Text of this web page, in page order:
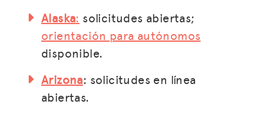
Alaska: solicitudes abiertas;
orientación para autónomos
disponible.
Arizona: solicitudes en línea
abiertas.